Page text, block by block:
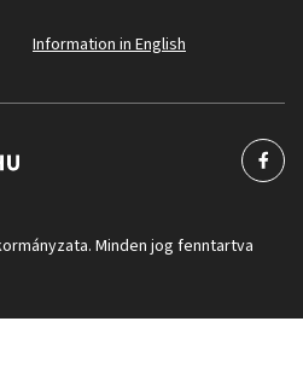
Information in English
Minden jog fenntartva